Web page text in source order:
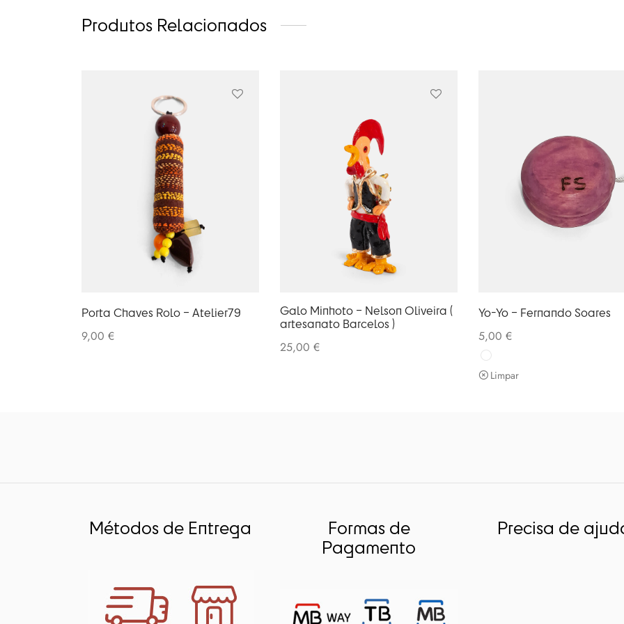
Produtos Relacionados
Porta Chaves Rolo – Atelier79
9,00 €
Galo Minhoto – Nelson Oliveira (
artesanato Barcelos )
25,00 €
Yo-Yo – Fernando Soares
5,00 €
Limpar
Métodos de Entrega
Formas de
Pagamento
Precisa de